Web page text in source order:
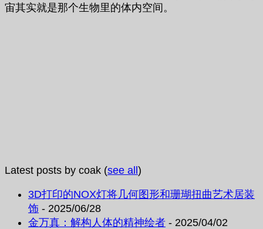
宙其实就是那个生物里的体内空间。
Latest posts by coak (see all)
3D打印的NOX灯将几何图形和珊瑚扭曲艺术居装
饰 - 2025/06/28
金万真：解构人体的精神绘者 - 2025/04/02